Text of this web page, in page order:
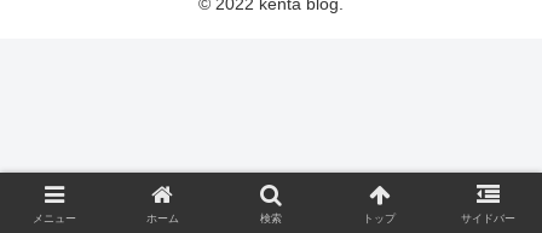
© 2022 kenta blog.
メニュー ホーム 検索 トップ サイドバー